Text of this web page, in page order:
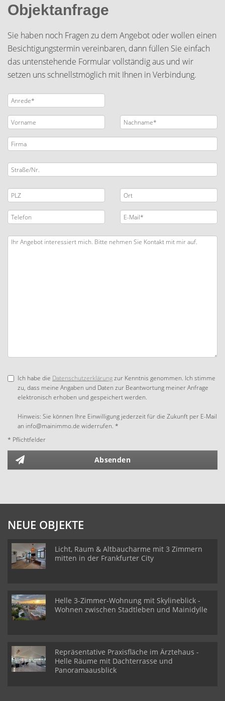
Objektanfrage
Sie haben noch Fragen zu dem Angebot oder wollen einen
Besichtigungstermin vereinbaren, dann füllen Sie einfach
das untenstehende Formular vollständig aus und wir
setzen uns schnellstmöglich mit Ihnen in Verbindung.
Ich habe die Datenschutzerklärungzur Kenntnis genommen. Ich stimme
zu, dass meine Angaben und Daten zur Beantwortung meiner Anfrage
elektronisch erhoben und gespeichert werden.
Hinweis: Sie können Ihre Einwilligung jederzeit für die Zukunft per E-Mail
an info@mainimmo.de widerrufen. *
* Pflichtfelder
Absenden
NEUE OBJEKTE
Licht, Raum & Altbaucharme mit 3 Zimmern
mitten in der Frankfurter City
Helle 3-Zimmer-Wohnung mit Skylineblick -
Wohnen zwischen Stadtleben und Mainidylle
Repräsentative Praxisfläche im Ärztehaus -
Helle Räume mit Dachterrasse und
Panoramaausblick